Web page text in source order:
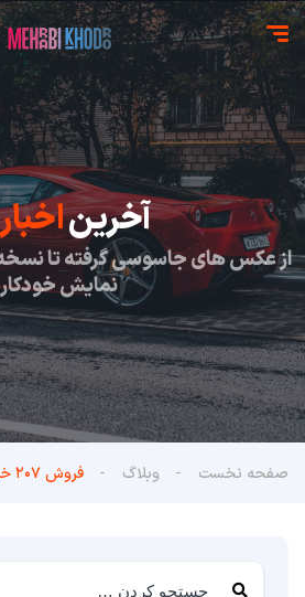
آخریناخبار
از عکس های جاسوسی گرفته تا
نمایش خودکار
صفحه نخست وبلاگ فروش ۲۰۷ خراب